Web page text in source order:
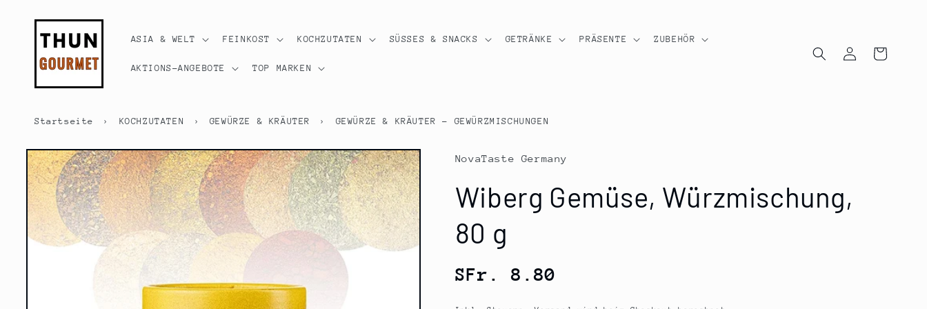
ASIA & WELT FEINKOST KOCHZUTATEN SÜSSES & SNACKS GETRÄNKE PRÄSENTE ZUBEHÖR
AKTIONS-ANGEBOTE TOP MARKEN
EinloggenWarenkorb
Startseite › KOCHZUTATEN › GEWÜRZE & KRÄUTER › GEWÜRZE & KRÄUTER - GEWÜRZMISCHUNGEN
Produktinformationen
springen
NovaTaste Germany
Wiberg Gemüse, Würzmischung,
80 g
Normaler
SFr. 8.80